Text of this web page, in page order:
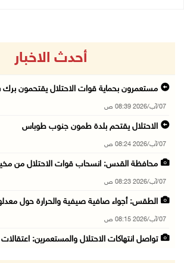
أحدث الاخبار
مستعمرون بحماية قوات الاحتلال يقتحمون
07/آب/2026 08:39 ص
الاحتلال يقتحم بلدة طمون جنوب طوباس
07/آب/2026 08:24 ص
محافظة القدس: انسحاب قوات الاحتلال من
07/آب/2026 08:23 ص
الطقس: أجواء صافية صيفية والحرارة حول
07/آب/2026 08:15 ص
تواصل انتهاكات الاحتلال والمستعمرين: